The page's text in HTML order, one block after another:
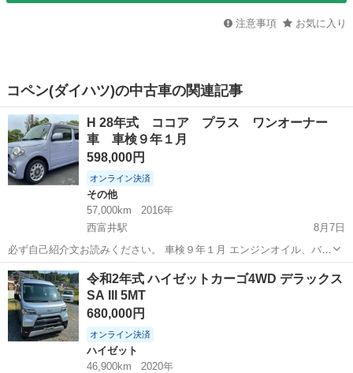
注意事項 お気に入り
コペン(ダイハツ)の中古車の関連記事
H 28年式 ココア プラス ワンオーナー
車 車検９年１月
598,000円
オンライン決済
その他
57,000km
2016年
西富井駅
8月7日
必ず自己紹介文お読みください。 車検９年１月 エンジンオイル、バッ
テリー、左右ワイパーゴム交換しました。 ココア プラスＸ ボディ
色 ラベンダー(カラー番号P18) 外観は、左側面は鈑金修理塗装しまし
たのでキレイになりま...
岡山 倉敷市 西富井駅 その他
令和2年式 ハイゼットカーゴ4WD デラックス
SA III 5MT
680,000円
オンライン決済
ハイゼット
46,900km
2020年